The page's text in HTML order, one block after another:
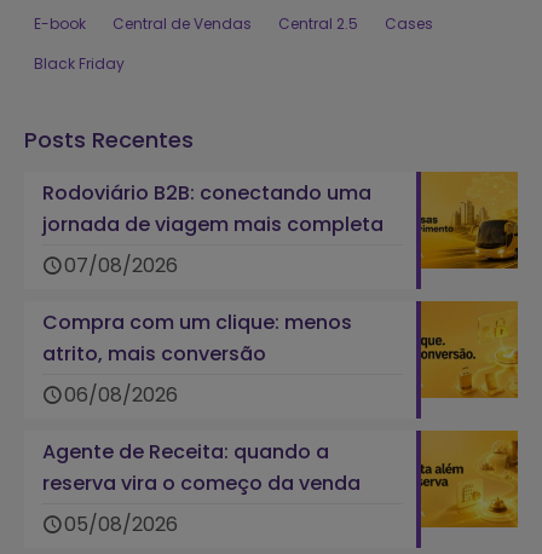
E-book
Central de Vendas Central 2.5
Cases
Black Friday
Posts Recentes
Rodoviário B2B: conectando uma
jornada de viagem mais completa
07/08/2026
Compra com um clique: menos
atrito, mais conversão
06/08/2026
Agente de Receita: quando a
reserva vira o começo da venda
05/08/2026